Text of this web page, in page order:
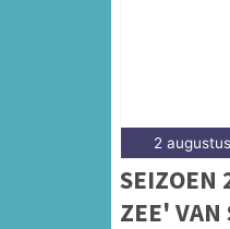
2
SEIZOEN
ZEE' VAN